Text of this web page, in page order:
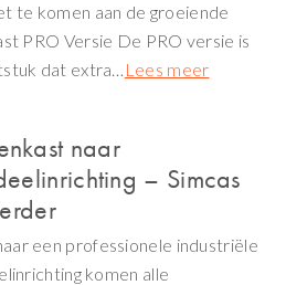
te komen aan de groeiende
PRO Versie De PRO versie is
dat extra… Lees meer
naar
– Simcas
een professionele industriële
komen alle